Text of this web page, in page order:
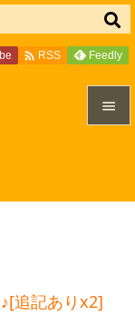

 RSS Feedly
追記ありx2]